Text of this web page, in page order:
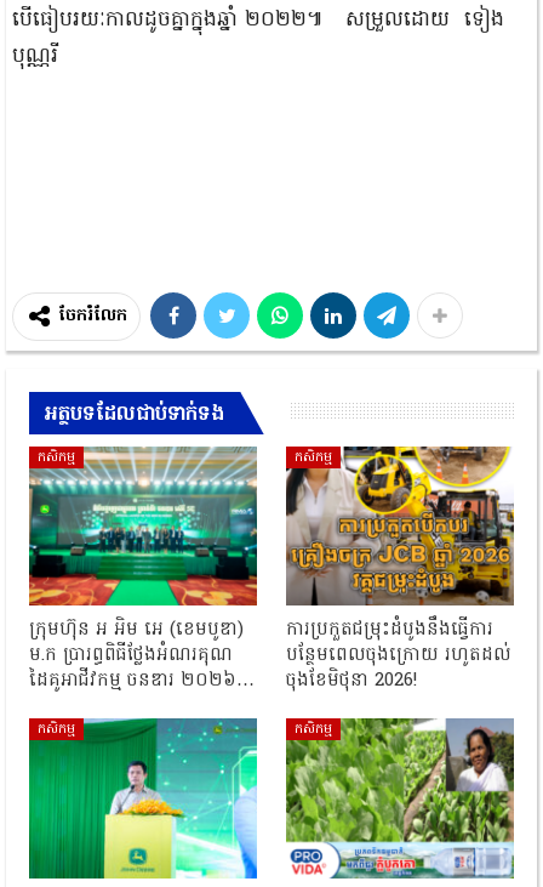
បើ​ធៀប​រយៈកាល​ដូចគ្នា​ក្នុង​ឆ្នាំ​ ២០២២​៕ សម្រួលដោយ ទៀង
បុណ្ណរី
ចែករំលែក
អត្ថបទដែលជាប់ទាក់ទង
កសិកម្ម
ក្រុមហ៊ុន អ អិម អេ (ខេមបូឌា)
ម.ក ប្រារព្ធពិធីថ្លែងអំណរគុណ
ដៃគូអាជីវកម្ម ចនឌារ ២០២៦…
កសិកម្ម
ការប្រកួតជម្រុះដំបូងនឹងធ្វើការ
បន្ថែមពេលចុងក្រោយ រហូតដល់
ចុងខែមិថុនា 2026!
កសិកម្ម កសិកម្ម